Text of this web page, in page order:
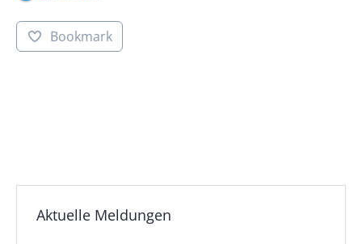
Bookmark
Aktuelle Meldungen